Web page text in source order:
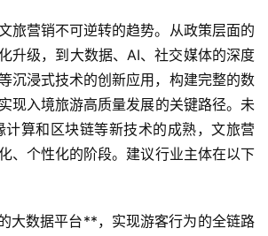
旅营销不可逆转的趋势。从政策层面的
升级，到大数据、AI、社交媒体的深度
沉浸式技术的创新应用，构建完整的数
现入境旅游高质量发展的关键路径。未
计算和区块链等新技术的成熟，文旅营
、个性化的阶段。建议行业主体在以下
大数据平台**，实现游客行为的全链路